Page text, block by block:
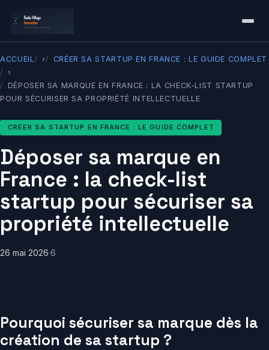
ACCUEIL ›
CRÉER SA STARTUP EN FRANCE : LE GUIDE COMPLET
›
DÉPOSER SA MARQUE EN FRANCE : LA CHECK-LIST STARTUP
POUR SÉCURISER SA PROPRIÉTÉ INTELLECTUELLE
CRÉER SA STARTUP EN FRANCE : LE GUIDE COMPLET
Déposer sa marque en
France : la check-list
startup pour sécuriser sa
propriété intellectuelle
26 mai 2026·6
Pourquoi sécuriser sa marque dès la
création de sa startup ?